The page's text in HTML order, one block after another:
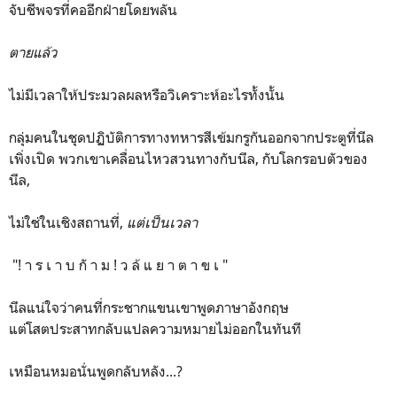
จับชีพจรที่คออีกฝ่ายโดยพลัน
ตายแล้ว
ไม่มีเวลาให้ประมวลผลหรือวิเคราะห์อะไรทั้งนั้น
กลุ่มคนในชุดปฏิบัติการทางทหารสีเข้มกรูกันออกจากประตูที่นีล
เพิ่งเปิด พวกเขาเคลื่อนไหวสวนทางกับนีล, กับโลกรอบตัวของ
นีล,
ไม่ใช่ในเชิงสถานที่, แต่เป็นเวลา
"! า ร เ า บ กั า ม ! ว ล้ แ ย า ต า ข เ "
นีลแน่ใจว่าคนที่กระชากแขนเขาพูดภาษาอังกฤษ
แต่โสตประสาทกลับแปลความหมายไม่ออกในทันที
เหมือนหมอนั่นพูดกลับหลัง...?